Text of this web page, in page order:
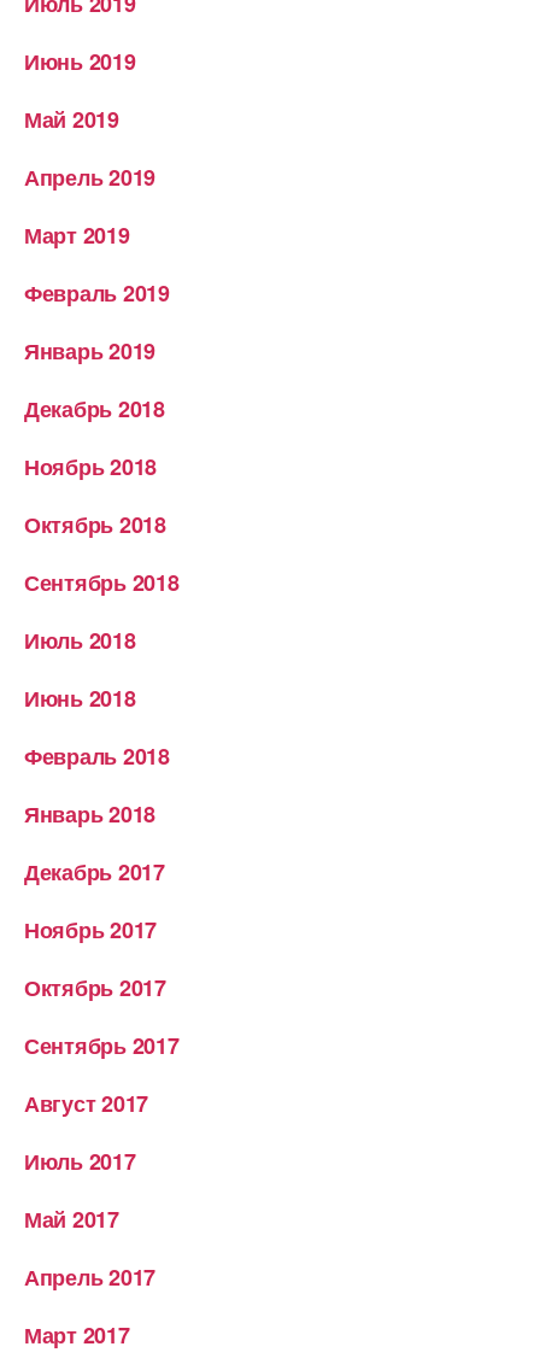
Июнь 2019
Май 2019
Апрель 2019
Март 2019
Февраль 2019
Январь 2019
Декабрь 2018
Ноябрь 2018
Октябрь 2018
Сентябрь 2018
Июль 2018
Июнь 2018
Февраль 2018
Январь 2018
Декабрь 2017
Ноябрь 2017
Октябрь 2017
Сентябрь 2017
Август 2017
Июль 2017
Май 2017
Апрель 2017
Март 2017